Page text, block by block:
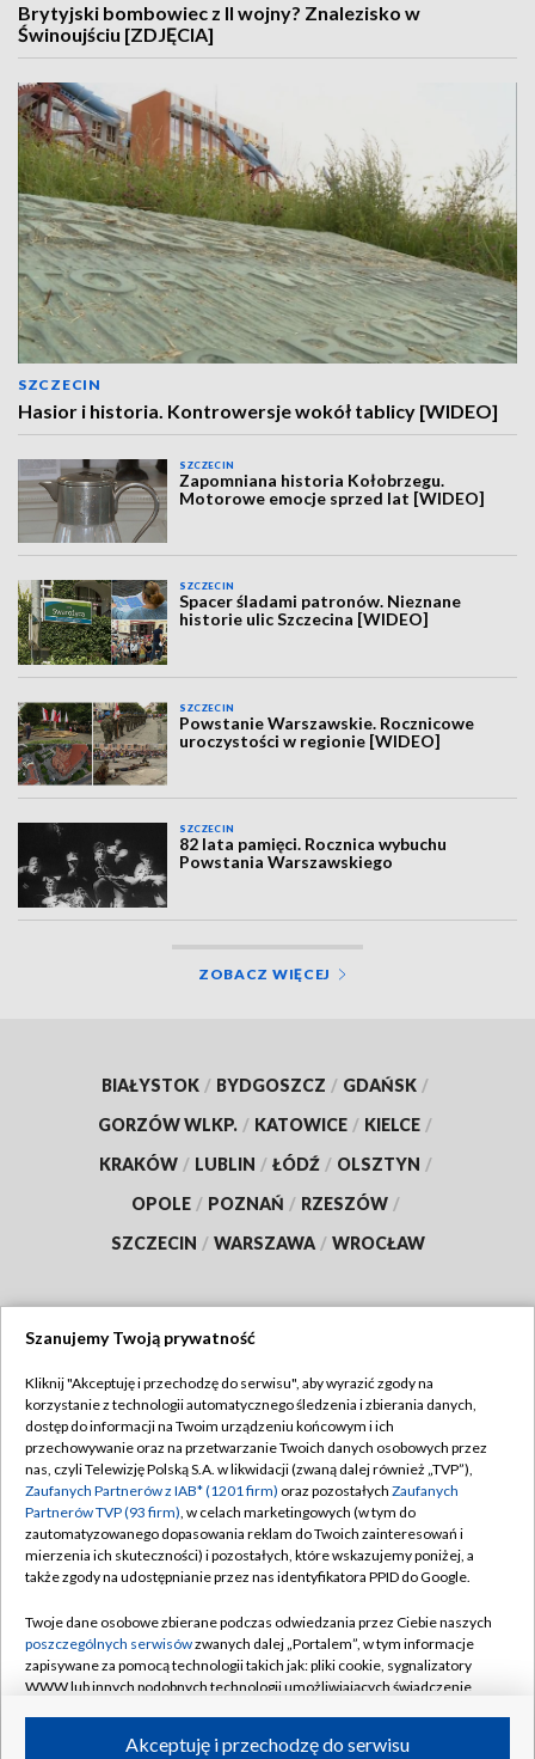
Brytyjski bombowiec z II wojny? Znalezisko w
Świnoujściu [ZDJĘCIA]
SZCZECIN
Hasior i historia. Kontrowersje wokół tablicy [WIDEO]
SZCZECIN
Zapomniana historia Kołobrzegu.
Motorowe emocje sprzed lat [WIDEO]
SZCZECIN
Spacer śladami patronów. Nieznane
historie ulic Szczecina [WIDEO]
SZCZECIN
Powstanie Warszawskie. Rocznicowe
uroczystości w regionie [WIDEO]
SZCZECIN
82 lata pamięci. Rocznica wybuchu
Powstania Warszawskiego
ZOBACZ WIĘCEJ
BIAŁYSTOK / BYDGOSZCZ / GDAŃSK /
GORZÓW WLKP. / KATOWICE / KIELCE /
KRAKÓW / LUBLIN / ŁÓDŹ / OLSZTYN /
OPOLE / POZNAŃ / RZESZÓW /
SZCZECIN / WARSZAWA / WROCŁAW
TVP
Abonament TVP
Emisja w TVP
Centrum informacji TVP
Naziemna Telewizja Cyfrowa
Rada Programowa
System NOS
Informacje o nadawcy
Regulamin TVP
Polityka prywatności
Moje zgody
Pomoc
Kontakt
Kanały
Szanujemy Twoją prywatność
Kliknij "Akceptuję i przechodzę do serwisu", aby wyrazić zgody na
korzystanie z technologii automatycznego śledzenia i zbierania danych,
dostęp do informacji na Twoim urządzeniu końcowym i ich
przechowywanie oraz na przetwarzanie Twoich danych osobowych przez
nas, czyli Telewizję Polską S.A. w likwidacji (zwaną dalej również „TVP”),
Zaufanych Partnerów z IAB* (1201 firm) oraz pozostałych Zaufanych
Partnerów TVP (93 firm), w celach marketingowych (w tym do
zautomatyzowanego dopasowania reklam do Twoich zainteresowań i
mierzenia ich skuteczności) i pozostałych, które wskazujemy poniżej, a
także zgody na udostępnianie przez nas identyfikatora PPID do Google.
Twoje dane osobowe zbierane podczas odwiedzania przez Ciebie naszych
poszczególnych serwisówzwanych dalej „Portalem”, w tym informacje
zapisywane za pomocą technologii takich jak: pliki cookie, sygnalizatory
WWW lub innych podobnych technologii umożliwiających świadczenie
ruchu w Internecie.Akceptuję i przechodzę do serwisu